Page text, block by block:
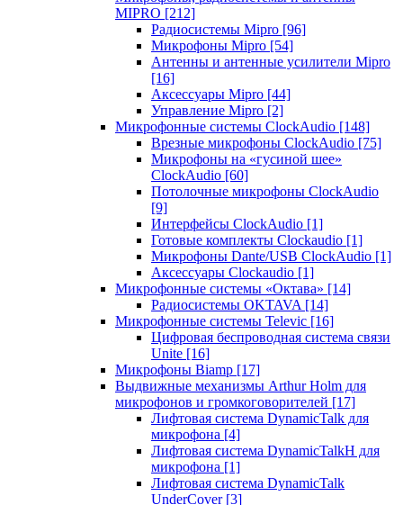
MIPRO [212]
Радиосистемы Mipro [96]
Микрофоны Mipro [54]
Антенны и антенные усилители Mipro
[16]
Аксессуары Mipro [44]
Управление Mipro [2]
Микрофонные системы ClockAudio [148]
Врезные микрофоны ClockAudio [75]
Микрофоны на «гусиной шее»
ClockAudio [60]
Потолочные микрофоны ClockAudio
[9]
Интерфейсы ClockAudio [1]
Готовые комплекты Clockaudio [1]
Микрофоны Dante/USB ClockAudio [1]
Аксессуары Clockaudio [1]
Микрофонные системы «Октава» [14]
Радиосистемы OKTAVA [14]
Микрофонные системы Televic [16]
Цифровая беспроводная система связи
Unite [16]
Микрофоны Biamp [17]
Выдвижные механизмы Arthur Holm для
микрофонов и громкоговорителей [17]
Лифтовая система DynamicTalk для
микрофона [4]
Лифтовая система DynamicTalkH для
микрофона [1]
Лифтовая система DynamicTalk
UnderCover [3]